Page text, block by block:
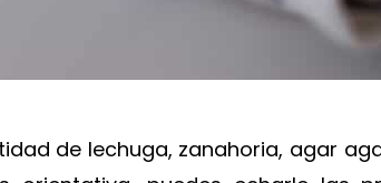
de lechuga, zanahoria, agar